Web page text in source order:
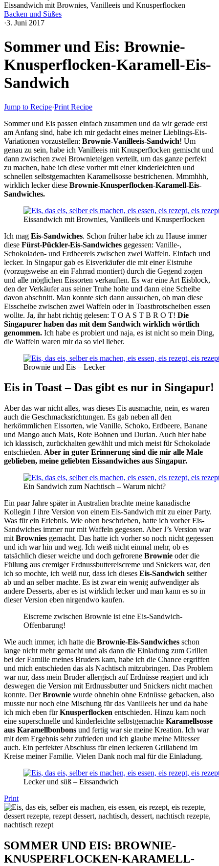
Eissandwich mit Brownies, Vanilleeis und Knusperflocken
Backen und Süßes
·3. Juni 2017
Sommer und Eis: Brownie-
Knusperflocken-Karamell-Eis-
Sandwich
Jump to Recipe·Print Recipe
Sommer und Eis passen einfach zusammen und da wir gerade erst
am Anfang sind, habe ich mir gedacht eines meiner Lieblings-Eis-
Variationen vorzustellen: Brownie-Vanilleeis-Sandwich! Um
genau zu sein, habe ich Vanilleeis mit Knusperflocken gemischt und
dann zwischen zwei Brownieteigen verteilt, um das ganze perfekt
zu machen, habe ich diese vorher mit einer kinderleichten und
schnellen selbstgemachten Karamellsosse bestrichenen. Mmmhhh,
wirklich lecker diese Brownie-Knusperflocken-Karamell-Eis-
Sandwiches.
Eissandwich mit Brownies, Vanilleeis und Knusperflocken
Ich mag Eis-Sandwiches. Schon früher habe ich zu Hause immer
diese Fürst-Pückler-Eis-Sandwiches gegessen: Vanille-,
Schokoladen- und Erdbeereis zwischen zwei Waffeln. Einfach und
lecker. In Singapur gab es Eisverkäufer die mit einer Eistruhe
(vorzugsweise an ein Fahrrad montiert) durch die Gegend zogen
und alle möglichen Eissorten verkauften. Es war eine Art Eisblock,
den der Verkäufer aus seiner Truhe holte und dann eine Scheibe
davon abschnitt. Man konnte sich dann aussuchen, ob man diese
Eisscheibe zwischen zwei Waffeln oder in Toastbrotscheiben essen
wollte. Ja, ihr habt richtig gelesen: T O A S T B R O T! Die
Singapurer haben das mit dem Sandwich wirklich wörtlich
genommen. Ich habe es probiert und naja, es ist nicht so mein Ding,
die Waffeln waren mir da so viel lieber.
Brownie und Eis – Lecker
Eis in Toast – Das gibt es nur in Singapur!
Aber das war nicht alles, was dieses Eis ausmachte, nein, es waren
auch die Geschmacksrichtungen. Es gab neben all den
herkömmlichen Eissorten, wie Vanille, Schoko, Erdbeere, Banane
und Mango auch Mais, Rote Bohnen und Durian. Auch hier habe
ich klassisch, zurückhalten gewählt und mich meist für Schokolade
entschieden. Aber in guter Erinnerung sind die mir alle Male
geblieben, meine geliebten Eissandwiches aus Singapur.
Ein Sandwich zum Nachtisch – Warum nicht?
Ein paar Jahre später in Australien brachte meine kanadische
Kollegin J ihre Version von einem Eis-Sandwich mit zu einer Party.
Was für ein Erlebnis. Wie oben beschrieben, hatte ich vorher Eis-
Sandwiches immer nur mit Waffeln gegessen. Aber J’s Version war
mit Brownies gemacht. Das hatte ich vorher so noch nicht gegessen
und ich war hin und weg. Ich weiß nicht einmal mehr, ob es
tatsächlich dieser weiche und doch gefrorene Brownie oder die
Füllung aus cremiger Erdnussbuttereiscreme und Snickers war, den
ich so mochte, ich weiß nur, dass ich dieses Eis-Sandwich seither
ab und an selber machte. Es ist zwar ein wenig aufwendiger als
andere Desserts, aber es ist wirklich lecker und man kann es so in
dieser Version eben nirgendwo kaufen.
Eiscreme zwischen Brownie ist eine Eis-Sandwich-
Offenbarung!
Wie auch immer, ich hatte die Brownie-Eis-Sandwiches schon
lange nicht mehr gemacht und als dann die Einladung zum Grillen
bei der Familie meines Bruders kam, habe ich die Chance ergriffen
und mich entschieden das als Nachtisch mitzubringen. Das Problem
war nur, dass mein Bruder allergisch auf Erdnüsse reagiert und ich
deswegen die Version mit Erdnussbutter und Snickers nicht machen
konnte. DerBrownie wurde ohnehin ohne Erdnüsse gebacken, also
musste nur noch eine Mischung für das Vanilleeis her und da habe
ich mich eben fürKnusperflocken entschieden. Hinzu kam noch
eine superschnelle und kinderleichte selbstgemachte Karamellsosse
aus Karamellbonbons und fertig war sie meine Kreation. Ich war
mit dem Ergebnis sehr zufrieden und ich glaube meine Mitesser
auch. Ein perfekter Abschluss für einen leckeren Grillabend im
Kreise meiner Familie. Vielen Dank noch mal für die Einladung.
Lecker und süß – Eissandwich
Print
SOMMER UND EIS: BROWNIE-
KNUSPERFLOCKEN-KARAMELL-